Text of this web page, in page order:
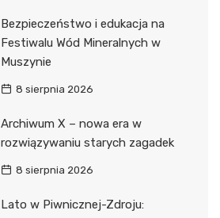
Bezpieczeństwo i edukacja na
Festiwalu Wód Mineralnych w
Muszynie
8 sierpnia 2026
Archiwum X – nowa era w
rozwiązywaniu starych zagadek
8 sierpnia 2026
Lato w Piwnicznej-Zdroju: